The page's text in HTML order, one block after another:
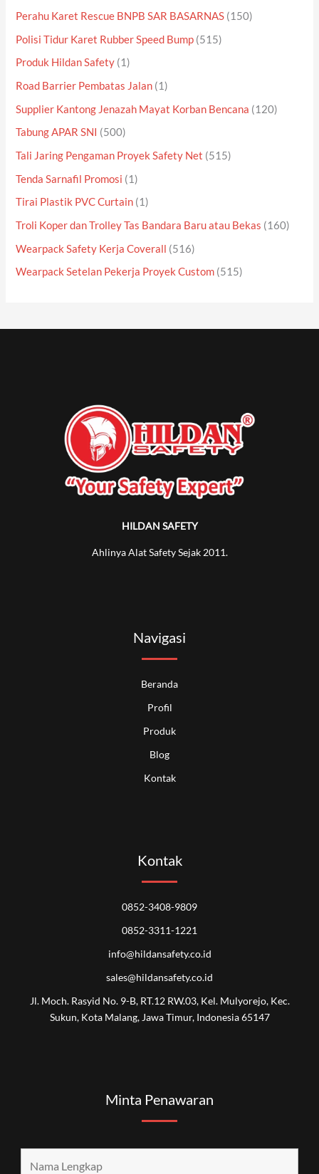
Perahu Karet Rescue BNPB SAR BASARNAS (150)
Polisi Tidur Karet Rubber Speed Bump (515)
Produk Hildan Safety (1)
Road Barrier Pembatas Jalan (1)
Supplier Kantong Jenazah Mayat Korban Bencana (120)
Tabung APAR SNI (500)
Tali Jaring Pengaman Proyek Safety Net (515)
Tenda Sarnafil Promosi (1)
Tirai Plastik PVC Curtain (1)
Troli Koper dan Trolley Tas Bandara Baru atau Bekas (160)
Wearpack Safety Kerja Coverall (516)
Wearpack Setelan Pekerja Proyek Custom (515)
HILDAN SAFETY
Ahlinya Alat Safety Sejak 2011.
Navigasi
Beranda
Profil
Produk
Blog
Kontak
Kontak
0852-3408-9809
0852-3311-1221
info@hildansafety.co.id
sales@hildansafety.co.id
Jl. Moch. Rasyid No. 9-B, RT.12 RW.03, Kel. Mulyorejo, Kec.
Sukun, Kota Malang, Jawa Timur, Indonesia 65147
Minta Penawaran